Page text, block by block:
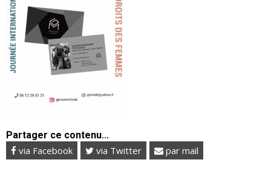
Partager ce contenu...
via Facebook via Twitter par mail